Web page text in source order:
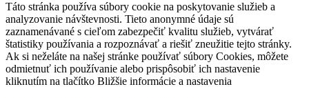
Táto stránka používa súbory cookie na poskytovanie služieb a
analyzovanie návštevnosti. Tieto anonymné údaje sú
zaznamenávané s cieľom zabezpečiť kvalitu služieb, vytvárať
štatistiky používania a rozpoznávať a riešiť zneužitie tejto stránky.
Ak si neželáte na našej stránke používať súbory Cookies, môžete
odmietnuť ich používanie alebo prispôsobiť ich nastavenie
kliknutím na tlačítko Bližšie informácie a nastavenia